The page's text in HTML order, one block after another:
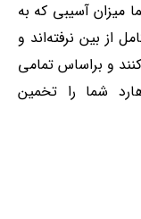
میزان آسیبی که به
از بین نرفته‌اند و
و براساس تمامی
شما را تخمین